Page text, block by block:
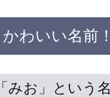
わいい名前
みお」という